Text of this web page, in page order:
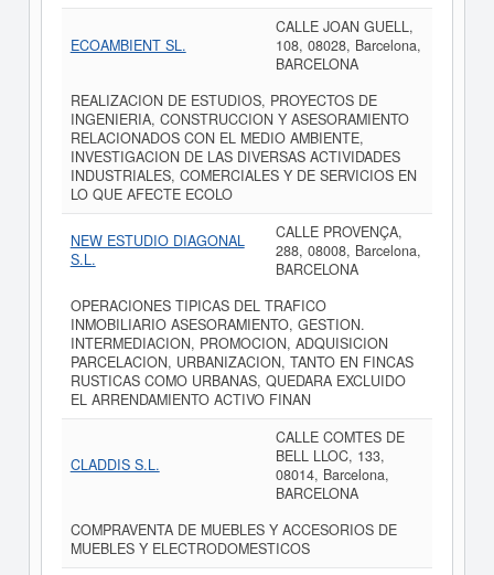
ECOAMBIENT SL.
CALLE JOAN GUELL,
108, 08028, Barcelona,
BARCELONA
REALIZACION DE ESTUDIOS, PROYECTOS DE
INGENIERIA, CONSTRUCCION Y ASESORAMIENTO
RELACIONADOS CON EL MEDIO AMBIENTE,
INVESTIGACION DE LAS DIVERSAS ACTIVIDADES
INDUSTRIALES, COMERCIALES Y DE SERVICIOS EN
LO QUE AFECTE ECOLO
NEW ESTUDIO DIAGONAL
S.L.
CALLE PROVENÇA,
288, 08008, Barcelona,
BARCELONA
OPERACIONES TIPICAS DEL TRAFICO
INMOBILIARIO ASESORAMIENTO, GESTION.
INTERMEDIACION, PROMOCION, ADQUISICION
PARCELACION, URBANIZACION, TANTO EN FINCAS
RUSTICAS COMO URBANAS, QUEDARA EXCLUIDO
EL ARRENDAMIENTO ACTIVO FINAN
CLADDIS S.L.
CALLE COMTES DE
BELL LLOC, 133,
08014, Barcelona,
BARCELONA
COMPRAVENTA DE MUEBLES Y ACCESORIOS DE
MUEBLES Y ELECTRODOMESTICOS